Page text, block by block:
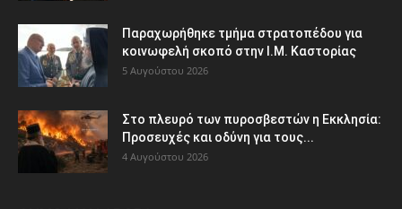
Παραχωρήθηκε τμήμα στρατοπέδου για
κοινωφελή σκοπό στην Ι.Μ. Καστορίας
5 Αυγούστου 2026
Στο πλευρό των πυροσβεστών η Εκκλησία:
Προσευχές και οδύνη για τους...
4 Αυγούστου 2026